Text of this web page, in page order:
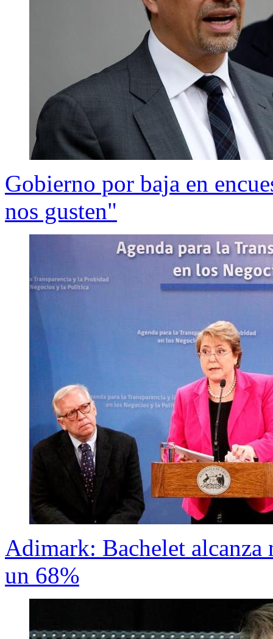
Gobierno por baja en
nos gusten"
Adimark: Bachelet alcanza
un 68%